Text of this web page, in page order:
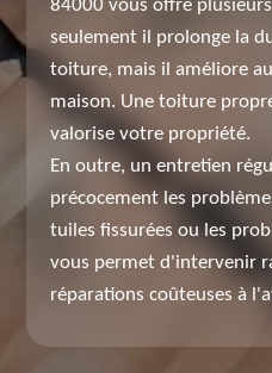
84000 vous offre
seulement il prolonge la
toiture, mais il améliore
maison. Une toiture
valorise votre propriété.
En outre, un entretien
précocement les
tuiles fissurées ou les
vous permet d'intervenir
réparations coûteuses à